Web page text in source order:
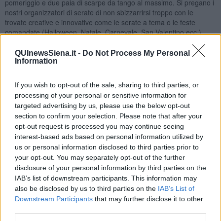
QUInewsSiena.it - Do Not Process My Personal
Information
If you wish to opt-out of the sale, sharing to third parties, or
processing of your personal or sensitive information for
targeted advertising by us, please use the below opt-out
section to confirm your selection. Please note that after your
opt-out request is processed you may continue seeing
interest-based ads based on personal information utilized by
us or personal information disclosed to third parties prior to
your opt-out. You may separately opt-out of the further
disclosure of your personal information by third parties on the
IAB’s list of downstream participants. This information may
also be disclosed by us to third parties on the IAB’s List of
Downstream Participants that may further disclose it to other
pomeriggio e due paia di scarpe da tango al massimo. Si pregano i
nostri organizzatori di serate di non sbizzarrirsi troppo con le
trovate creative e innovative come le serate a tema o le feste
comandate (Halloween, Natale, Carnevale, San Valentino ecc.)
stare al gioco e all’uomo invece capita spesso di sbuffare facendosi
solo trascinare con riluttanza.
femmine) possono invertirsi.La vita tanghera,infatti, riflette il
carattere della persona sia esso maschio o femmina anche se, per
struttura cerebrale entrambi sono diversi e pertanto i
comportamenti sono, infatti, differenti. Nelle sale, infatti, possiamo
osservare diverse tipologie caratteriali: donne o uomini poco curati
oppure altri con un aspetto e una forma impeccabili.
Unico neo indipendente dal modo di vestirsi è quello delcattivo
odoreemanato dalle persone (qualcuno arriva già così) specie alla
fine della serata. Lavarsi è meglio che profumarsi e cambiarsi è
meglio di stare in giacca e cravatta per evitare di fare il bagno alla
ballerina durante una tanda specie se di milonga.
Ad ogni modo andiamo a ballare!